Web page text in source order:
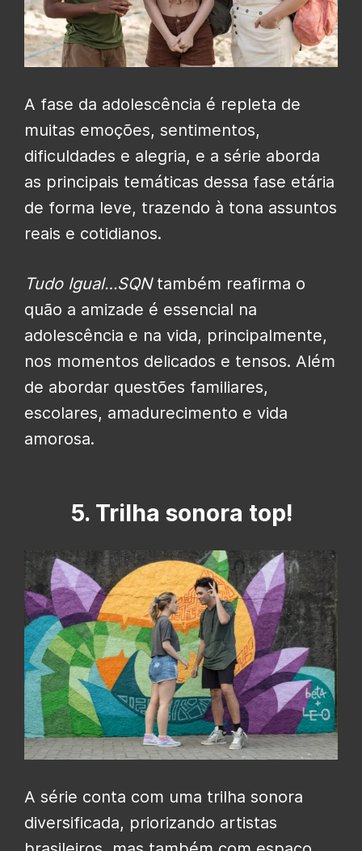
A fase da adolescência é repleta de
muitas emoções, sentimentos,
dificuldades e alegria, e a série aborda
as principais temáticas dessa fase etária
de forma leve, trazendo à tona assuntos
reais e cotidianos.
Tudo Igual…SQNtambém reafirma o
quão a amizade é essencial na
adolescência e na vida, principalmente,
nos momentos delicados e tensos. Além
de abordar questões familiares,
escolares, amadurecimento e vida
amorosa.
5. Trilha sonora top!
A série conta com uma trilha sonora
diversificada, priorizando artistas